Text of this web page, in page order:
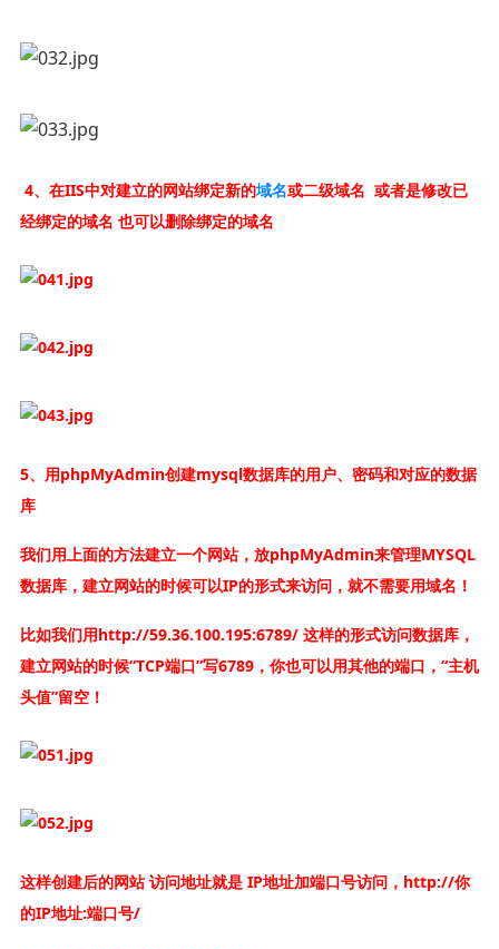
4、在IIS中对建立的网站绑定新的域名或二级域名 或者是修改已
经绑定的域名 也可以删除绑定的域名
5、用phpMyAdmin创建mysql数据库的用户、密码和对应的数据
库
我们用上面的方法建立一个网站，放phpMyAdmin来管理MYSQL
数据库，建立网站的时候可以IP的形式来访问，就不需要用域名！
比如我们用http://59.36.100.195:6789/ 这样的形式访问数据库，
建立网站的时候“TCP端口”写6789，你也可以用其他的端口，“主机
头值”留空！
这样创建后的网站 访问地址就是 IP地址加端口号访问，http://你
的IP地址:端口号/